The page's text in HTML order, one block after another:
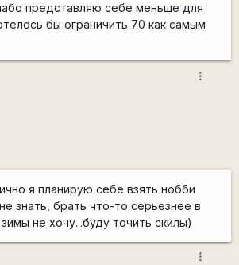
представляю себе меньше для
бы ограничить 70 как самым
more_vert
я планирую себе взять нобби
знать, брать что-то серьезнее в
не хочу...буду точить скилы)
more_vert